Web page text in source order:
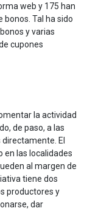
web y 175 han
bonos. Tal ha sido
y varias
cupones
la actividad
de paso, a las
El
en las localidades
al margen de
tiene dos
productores y
dar